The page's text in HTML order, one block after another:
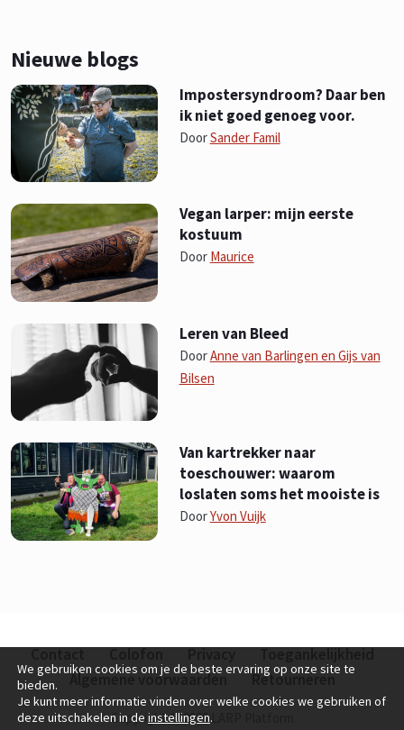
Nieuwe blogs
Impostersyndroom? Daar ben
ik niet goed genoeg voor.
DoorSander Famil
Vegan larper: mijn eerste
kostuum
Door Maurice
Leren van Bleed
DoorAnne van Barlingen en Gijs van
Bilsen
Van kartrekker naar
toeschouwer: waarom
loslaten soms het mooiste is
DoorYvon Vuijk
Contact Colofon Privacy
Toegankelijkheid
Algemene voorwaarden
Retourneren
Copyright © 2026 LARP Platform
We gebruiken cookies om je de beste ervaring op onze site te
bieden.
Je kunt meer informatie vinden over welke cookies we gebruiken of
deze uitschakelen in de instellingen.